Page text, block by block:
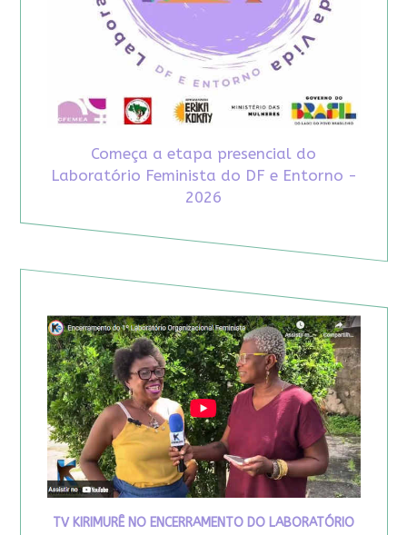
Começa a etapa presencial do
Laboratório Feminista do DF e Entorno -
2026
TV KIRIMURÊ NO ENCERRAMENTO DO LABORATÓRIO